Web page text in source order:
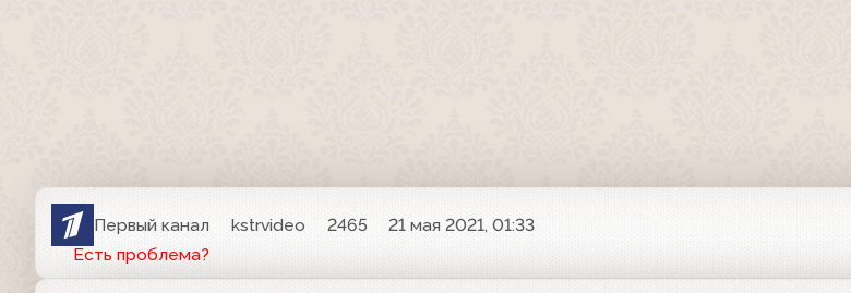
Первый канал kstrvideo 2465
21 мая 2021, 01:33
Есть проблема?